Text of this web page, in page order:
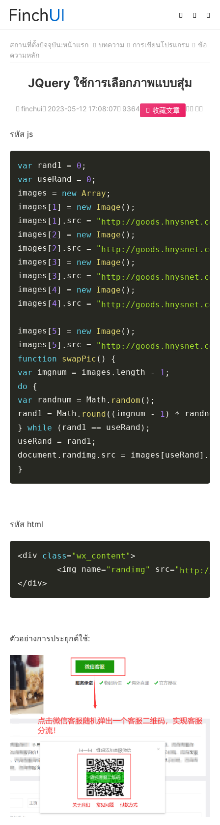
สถานที่ตั้งปัจจุบัน:หน้าแรก บทความ การเขียนโปรแกรม
ข้อ
ความหลัก
JQuery ใช้การเลือกภาพแบบสุ่ม
finchui 2023-05-12 17:08:07 9364 收藏文章
รหัส js
var rand1 = 0 ;
var useRand = 0 ;
images = new Array ;
images [ 1] = new Image ( ) ;
images [ 1] . src = " http://
images [ 2] = new Image ( ) ;
images [ 2] . src = " http://
images [ 3] = new Image ( ) ;
images [ 3] . src = " http://
images [4] = new Image ( ) ;
images [4] . src = " http://
images [ 5] = new Image ( ) ;
images [ 5] . src = " http://
function
swapPic ( )
{
var imgnum = images . length - 1 ;
do
{
var randnum = Math . random ( ) ;
rand1 = Math . round ( ( imgnum - 1 ) * randnum
}
while ( rand1 == useRand ) ;
useRand = rand1 ;
document . randimg . src = images [ useRand ] .
}
รหัส html
<div class="wx_content">
<img name="randimg" src=" http://
</div>
ตัวอย่างการประยุกต์ใช้: